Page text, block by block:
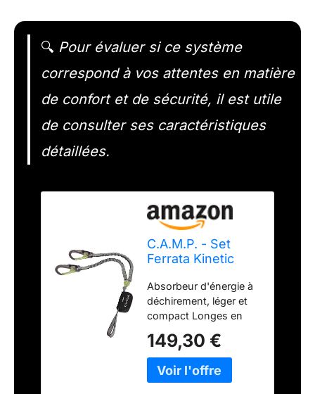
🔍 Pour évaluer si ce système
correspond à vos attentes en matière
de confort et de sécurité, il est utile
de consulter ses caractéristiques
détaillées.
C.A.M.P. - Set
Ferrata Kinetic
Taille Unique,
Gris/Noir/Vert
Absorbeur d'énergie à
déchirement, léger et
compact Longes en
(système Rewind) de
19 mm de large qui en
s’allongeant, ne gêne
149,30 €